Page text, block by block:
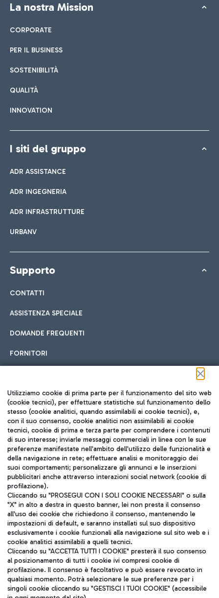
La nostra Mission
CORPORATE
PER IL BUSINESS
SOSTENIBILITÀ
QUALITÀ
INNOVATION
I siti del gruppo
ADR ASSISTANCE
ADR INGEGNERIA
ADR INFRASTRUTTURE
URBANV
Supporto
CONTATTI
ASSISTENZA SPECIALE
DOMANDE FREQUENTI
FORNITORI
Seguici sui social
TRAVEL JOURNAL
ITA
Aeroporti di Roma S.p.A. - Società soggetta a direzione e
coordinamento di Mundys S.p.A.
Codice fiscale e Registro delle Imprese di Roma 13032990155 P.
IVA 06572251004
Capitale sociale 62.224.743,00 int. vers.
Sede legale: Via Pier Paolo Racchetti 1 - 00054 Fiumicino (RM)
Utilizziamo cookie di prima parte per il funzionamento del sito web
(cookie tecnici), per effettuare statistiche sul funzionamento dello
stesso (cookie analitici, quando assimilabili ai cookie tecnici), e,
con il suo consenso, cookie analitici non assimilabili ai cookie
tecnici, cookie di prima e terza parte per comprendere i contenuti
di suo interesse; inviarle messaggi commerciali in linea con le sue
preferenze manifestate nell'ambito dell'utilizzo delle funzionalità e
della navigazione in rete; effettuare analisi e monitoraggio dei
suoi comportamenti; personalizzare gli annunci e le inserzioni
pubblicitari anche attraverso interazioni social network (cookie di
profilazione).
Cliccando su "PROSEGUI CON I SOLI COOKIE NECESSARI" o sulla
"X" in alto a destra in questo banner, lei non presta il consenso
all'uso dei cookie che richiedono il consenso, mantenendo le
impostazioni di default, e saranno installati sul suo dispositivo
esclusivamente i cookie funzionali alla navigazione sul sito web e i
cookie analitici assimilabili a quelli tecnici.
Cliccando su "ACCETTA TUTTI I COOKIE" presterà il suo consenso
al posizionamento di tutti i cookie ivi compresi cookie di
profilazione. Il consenso è facoltativo e può essere revocato in
qualsiasi momento. Potrà selezionare le sue preferenze per i
singoli cookie cliccando su "GESTISCI I TUOI COOKIE" (accessibile